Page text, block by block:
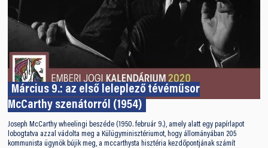
Március 9.: az első leleplező tévéműsor
McCarthy szenátorról (1954)
Joseph McCarthy wheelingi beszéde (1950. február 9.), amely alatt egy papírlapot
lobogtatva azzal vádolta meg a Külügyminisztériumot, hogy állományában 205
kommunista ügynök bújik meg, a mccarthysta hisztéria kezdőpontjának számít